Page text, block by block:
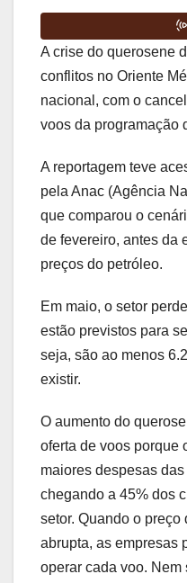
A crise do querosene
conflitos no Oriente
nacional, com o
voos da programação
A reportagem teve
pela Anac (Agência
que comparou o
de fevereiro, antes da
preços do petróleo.
Em maio, o setor
estão previstos para
seja, são ao menos
existir.
O aumento do
oferta de voos porque
maiores despesas
chegando a 45% dos
setor. Quando o preço
abrupta, as empresas
operar cada voo.